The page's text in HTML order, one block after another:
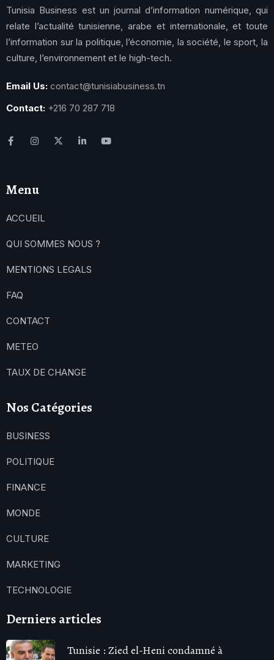
Tunisia Business est un journal d’information numérique, qui
relate l’actualité tunisienne, arabe et internationale, et toute
l’information sur la politique, l’économie, la société, le sport, la
culture, l’environnement et le high-tech.
Email Us: contact@tunisiabusiness.tn
Contact: +216 70 287 718
Menu
ACCUEIL
QUI SOMMES NOUS ?
MENTIONS LEGALS
FAQ
CONTACT
METEO
TAUX DE CHANGE
Nos Catégories
BUSINESS
POLITIQUE
FINANCE
MONDE
CULTURE
MARKETING
TECHNOLOGIE
Derniers articles
Tunisie : Zied el-Heni condamné à